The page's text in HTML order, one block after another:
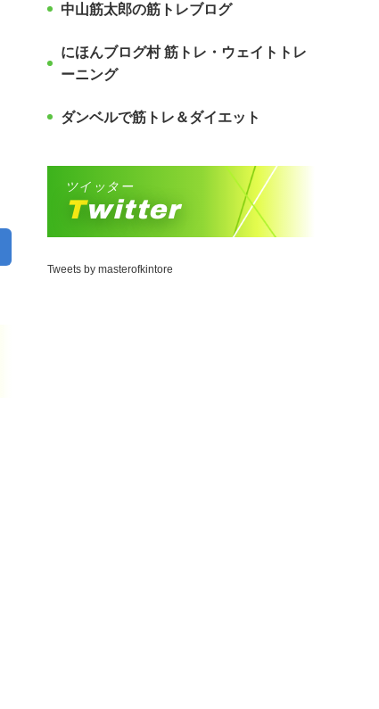
中山筋太郎の筋トレブログ
にほんブログ村 筋トレ・ウェイトトレ
ーニング
ダンベルで筋トレ＆ダイエット
ツイッター
Twitter
Tweets by masterofkintore